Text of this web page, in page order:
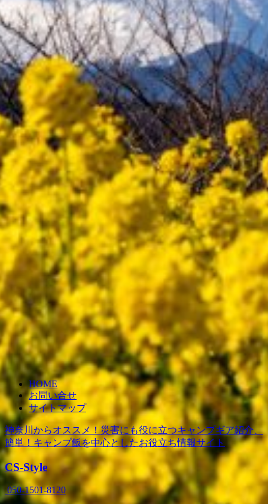
HOME
お問い合せ
サイトマップ
神奈川からオススメ！災害にも役に立つキャンプギア紹介、
簡単！キャンプ飯を中心としたお役立ち情報サイト
CS-Style
050-1501-8120